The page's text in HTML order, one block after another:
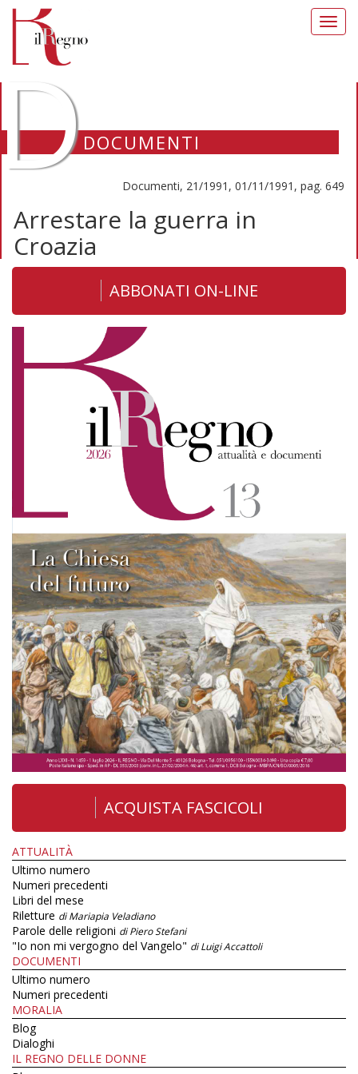
DOCUMENTI
Documenti, 21/1991, 01/11/1991, pag. 649
Arrestare la guerra in
Croazia
ABBONATI ON-LINE
ACQUISTA FASCICOLI
ATTUALITÀ
Ultimo numero
Numeri precedenti
Libri del mese
Riletture di Mariapia Veladiano
Parole delle religioni di Piero Stefani
"Io non mi vergogno del Vangelo" di Luigi Accattoli
DOCUMENTI
Ultimo numero
Numeri precedenti
MORALIA
Blog
Dialoghi
IL REGNO DELLE DONNE